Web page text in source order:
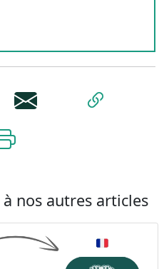
nos autres articles